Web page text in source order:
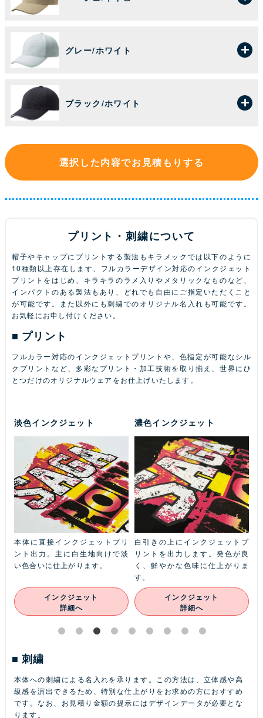
グレー/ホワイト
ブラック/ホワイト
選択した内容でお見積もりする
プリント・刺繍について
帽子やキャップにプリントする製法もキラメックでは以下のように
10種類以上存在します、フルカラーデザイン対応のインクジェット
プリントをはじめ、キラキラのラメ入りやメタリックなものなど、
インパクトのある製法もあり、どれでも自由にご指定いただくこと
が可能です。また以外にも刺繍でのオリジナル名入れも可能です。
お気軽にお申し付けください。
プリント
フルカラー対応のインクジェットプリントや、色指定が可能なシル
クプリントなど、多彩なプリント・加工技術を取り揃え、世界にひ
とつだけのオリジナルウェアをお仕上げいたします。
淡色インクジェット
本体に直接インクジェットプリ
ント出力。主に白生地向けで淡
い色合いに仕上がります。
インクジェット
詳細へ
濃色インクジェット
白引きの上にインクジェットプ
リントを出力します。発色が良
く、鮮やかな色味に仕上がりま
す。
インクジェット
詳細へ
刺繍
本体への刺繍による名入れを承ります。この方法は、立体感や高
級感を演出できるため、特別な仕上がりをお求めの方におすすめ
です。なお、お見積り金額の提示にはデザインデータが必要とな
ります。